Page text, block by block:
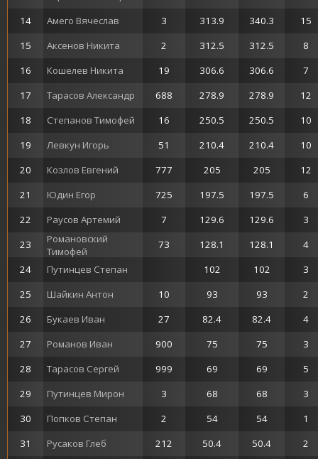
14
Амего Вячеслав 3 313.9 340.3
15
15
Аксенов Никита 2 312.5 312.5
8
16
Кошелев Никита 19 306.6 306.6
7
17
Тарасов Александр 688 278.9 278.9
12
18
Степанов Тимофей 16 250.5 250.5
10
19
Левкун Игорь 51 210.4 210.4
10
20
Козлов Евгений 777 205 205
12
21
Юдин Егор 725 197.5 197.5
6
22
Раусов Артемий 7 129.6 129.6
3
23
Романовский
Тимофей
73 128.1 128.1
4
24
Путинцев Степан 102 102
3
25
Шайкин Антон 10 93 93
2
26
Букаев Иван 27 82.4 82.4
4
27
Романов Иван 900 75 75
3
28
Тарасов Сергей 999 69 69
5
29
Путинцев Мирон 3 68 68
3
30
Попков Степан 2 54 54
1
31
Русаков Глеб 212 50.4 50.4
2